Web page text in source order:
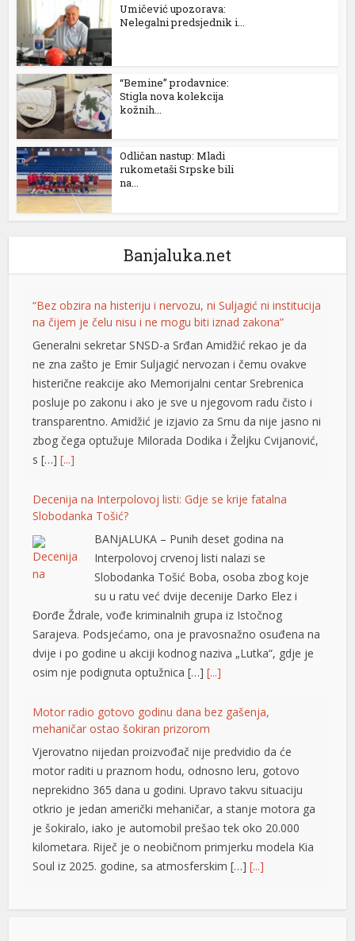
Umičević upozorava:
Nelegalni predsjednik i...
“Bemine” prodavnice:
Stigla nova kolekcija
kožnih...
Odličan nastup: Mladi
rukometaši Srpske bili
na...
Banjaluka.net
“Bez obzira na histeriju i nervozu, ni Suljagić ni institucija
na čijem je čelu nisu i ne mogu biti iznad zakona”
Generalni sekretar SNSD-a Srđan Amidžić rekao je da
ne zna zašto je Emir Suljagić nervozan i čemu ovakve
histerične reakcije ako Memorijalni centar Srebrenica
posluje po zakonu i ako je sve u njegovom radu čisto i
transparentno. Amidžić je izjavio za Srnu da nije jasno ni
zbog čega optužuje Milorada Dodika i Željku Cvijanović,
s […][...]
Decenija na Interpolovoj listi: Gdje se krije fatalna
Slobodanka Tošić?
BANjALUKA – Punih deset godina na
Interpolovoj crvenoj listi nalazi se
Slobodanka Tošić Boba, osoba zbog koje
su u ratu već dvije decenije Darko Elez i
Đorđe Ždrale, vođe kriminalnih grupa iz Istočnog
Sarajeva. Podsjećamo, ona je pravosnažno osuđena na
dvije i po godine u akciji kodnog naziva „Lutka“, gdje je
osim nje podignuta optužnica […][...]
Motor radio gotovo godinu dana bez gašenja,
mehaničar ostao šokiran prizorom
Vjerovatno nijedan proizvođač nije predvidio da će
motor raditi u praznom hodu, odnosno leru, gotovo
neprekidno 365 dana u godini. Upravo takvu situaciju
otkrio je jedan američki mehaničar, a stanje motora ga
je šokiralo, iako je automobil prešao tek oko 20.000
kilometara. Riječ je o neobičnom primjerku modela Kia
Soul iz 2025. godine, sa atmosferskim […][...]
Rad objavljen u Harvardovom pravnom časopisu: Visoki